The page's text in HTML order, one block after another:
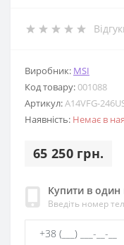
Виробник: MSI
Код товару:001088
Артикул:A14VFG-
Наявність: Немає в
65 250 грн.
Купити в один
Введіть номер